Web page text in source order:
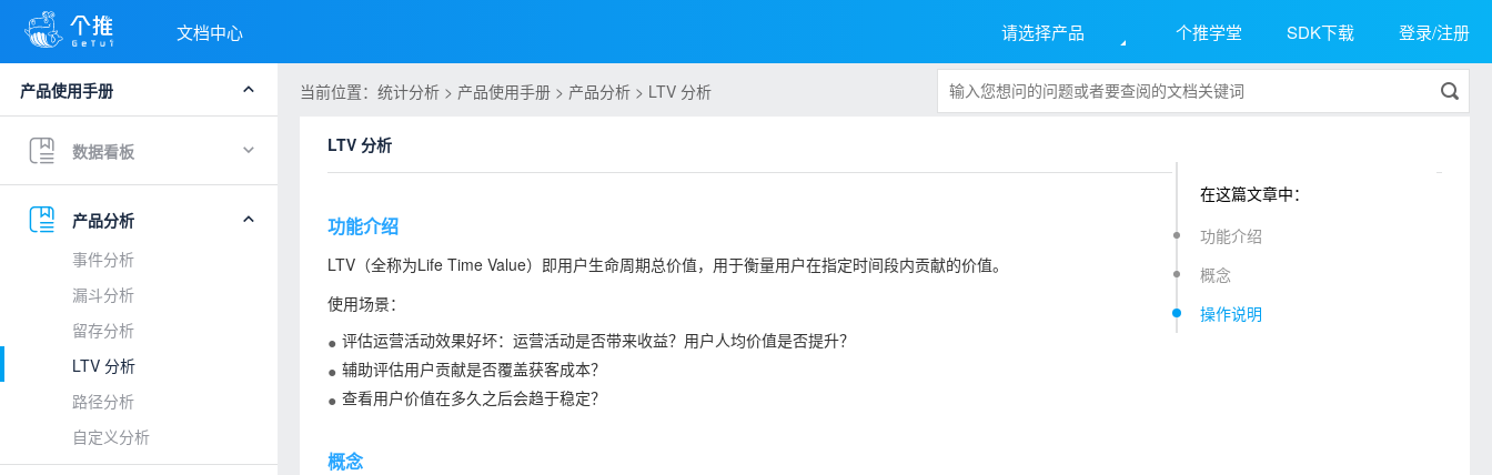
文档中心 登录/注册
SDK下载
个推学堂
请选择产品
产品使用手册
数据看板
产品分析
事件分析
漏斗分析
留存分析
LTV 分析
路径分析
自定义分析
当前位置：统计分析 > 产品使用手册 > 产品分析 > LTV 分析
LTV 分析
功能介绍
LTV（全称为Life Time Value）即用户生命周期总价值，用于衡量用户在指定时间段内贡献的价值。
使用场景：
评估运营活动效果好坏：运营活动是否带来收益？用户人均价值是否提升？
辅助评估用户贡献是否覆盖获客成本？
查看用户价值在多久之后会趋于稳定？
概念
在这篇文章中：
功能介绍
概念
操作说明